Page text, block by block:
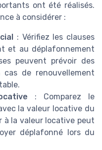
ont été réalisés.
à considérer :
: Vérifiez les clauses
et au déplafonnement
peuvent prévoir des
cas de renouvellement
: Comparez le
la valeur locative du
à la valeur locative peut
déplafonné lors du